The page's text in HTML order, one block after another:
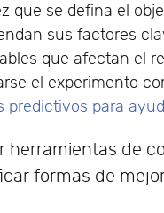
que se defina el
sus factores
que afectan el
el experimento
predictivos para
herramientas de
formas de